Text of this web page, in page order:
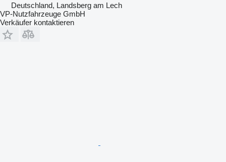
Deutschland, Landsberg am Lech
VP-Nutzfahrzeuge GmbH
Verkäufer kontaktieren